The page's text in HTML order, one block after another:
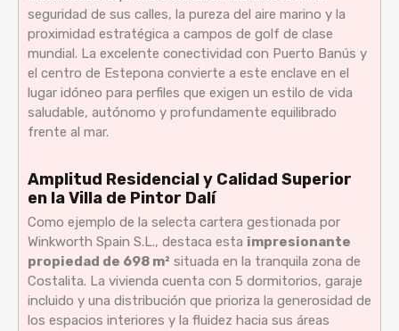
seguridad de sus calles, la pureza del aire marino y la
proximidad estratégica a campos de golf de clase
mundial. La excelente conectividad con Puerto Banús y
el centro de Estepona convierte a este enclave en el
lugar idóneo para perfiles que exigen un estilo de vida
saludable, autónomo y profundamente equilibrado
frente al mar.
Amplitud Residencial y Calidad Superior
en la Villa de Pintor Dalí
Como ejemplo de la selecta cartera gestionada por
Winkworth Spain S.L., destaca esta impresionante
propiedad de 698 m² situada en la tranquila zona de
Costalita. La vivienda cuenta con 5 dormitorios, garaje
incluido y una distribución que prioriza la generosidad de
los espacios interiores y la fluidez hacia sus áreas